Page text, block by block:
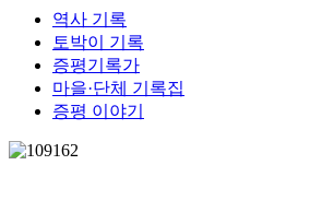
역사 기록
토박이 기록
증평기록가
마을·단체 기록집
증평 이야기